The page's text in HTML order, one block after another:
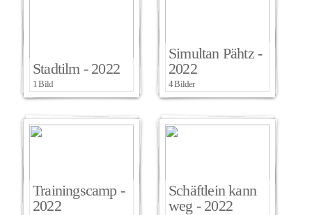
Stadtilm - 2022
1 Bild
Simultan Pähtz -
2022
4 Bilder
Trainingscamp -
2022
Schäftlein kann
weg - 2022